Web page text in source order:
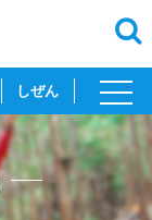
しぜん
toggle